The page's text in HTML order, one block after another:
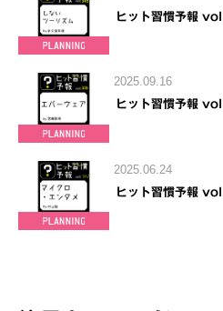
ヒット習慣予報
2025.09.16
ヒット習慣予報
2025.06.24
ヒット習慣予報